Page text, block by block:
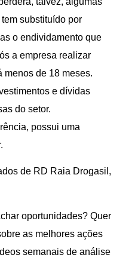
substituído por
o endividamento que
a empresa realizar
menos de 18 meses.
e dívidas
do setor.
possui uma
de RD Raia Drogasil,
oportunidades? Quer
as melhores ações
semanais de análise